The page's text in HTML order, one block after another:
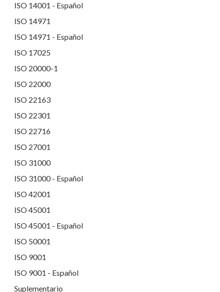
ISO 14001 - Español
ISO 14971
ISO 14971 - Español
ISO 17025
ISO 20000-1
ISO 22000
ISO 22163
ISO 22301
ISO 22716
ISO 27001
ISO 31000
ISO 31000 - Español
ISO 42001
ISO 45001
ISO 45001 - Español
ISO 50001
ISO 9001
ISO 9001 - Español
Suplementario